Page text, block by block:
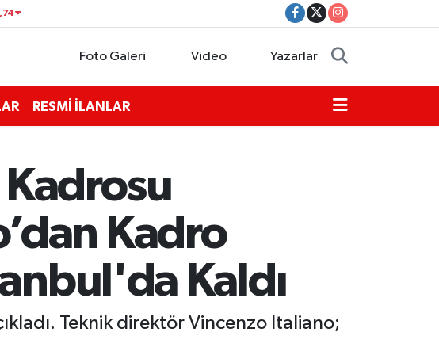
Foto Galeri Video Yazarlar
RESMİ İLANLAR
Kadro
Kaldı
Teknik direktör Vincenzo Italiano;